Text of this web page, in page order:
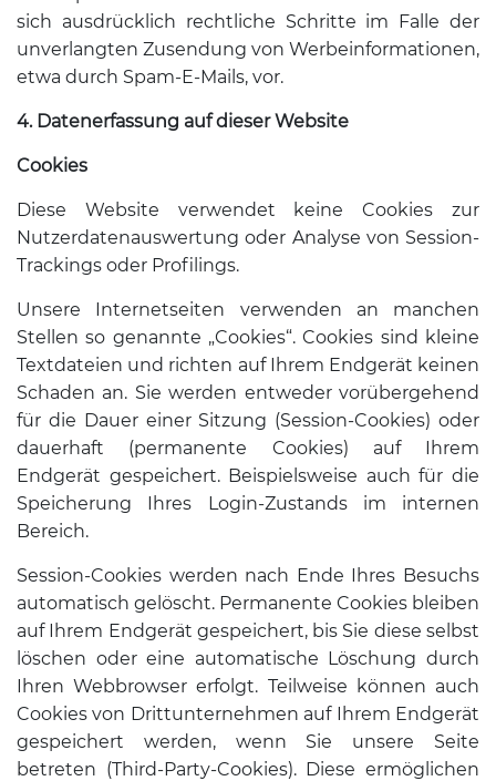
sich ausdrücklich rechtliche Schritte im Falle der
unverlangten Zusendung von Werbeinformationen,
etwa durch Spam-E-Mails, vor.
4. Datenerfassung auf dieser Website
Cookies
Diese Website verwendet keine Cookies zur
Nutzerdatenauswertung oder Analyse von Session-
Trackings oder Profilings.
Unsere Internetseiten verwenden an manchen
Stellen so genannte „Cookies“. Cookies sind kleine
Textdateien und richten auf Ihrem Endgerät keinen
Schaden an. Sie werden entweder vorübergehend
für die Dauer einer Sitzung (Session-Cookies) oder
dauerhaft (permanente Cookies) auf Ihrem
Endgerät gespeichert. Beispielsweise auch für die
Speicherung Ihres Login-Zustands im internen
Bereich.
Session-Cookies werden nach Ende Ihres Besuchs
automatisch gelöscht. Permanente Cookies bleiben
auf Ihrem Endgerät gespeichert, bis Sie diese selbst
löschen oder eine automatische Löschung durch
Ihren Webbrowser erfolgt. Teilweise können auch
Cookies von Drittunternehmen auf Ihrem Endgerät
gespeichert werden, wenn Sie unsere Seite
betreten (Third-Party-Cookies). Diese ermöglichen